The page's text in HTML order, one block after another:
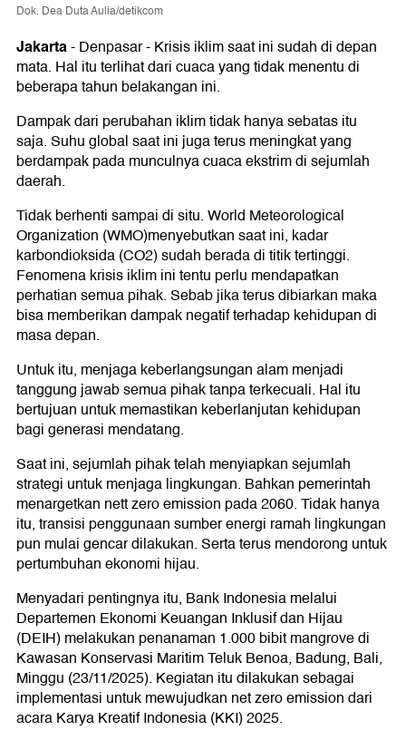
Dok. Dea Duta Aulia/detikcom
Jakarta-Denpasar - Krisis iklim saat ini sudah di depan
mata. Hal itu terlihat dari cuaca yang tidak menentu di
beberapa tahun belakangan ini.
Dampak dari perubahan iklim tidak hanya sebatas itu
saja. Suhu global saat ini juga terus meningkat yang
berdampak pada munculnya cuaca ekstrim di sejumlah
daerah.
Tidak berhenti sampai di situ. World Meteorological
Organization (WMO)menyebutkan saat ini, kadar
karbondioksida (CO2) sudah berada di titik tertinggi.
Fenomena krisis iklim ini tentu perlu mendapatkan
perhatian semua pihak. Sebab jika terus dibiarkan maka
bisa memberikan dampak negatif terhadap kehidupan di
masa depan.
Untuk itu, menjaga keberlangsungan alam menjadi
tanggung jawab semua pihak tanpa terkecuali. Hal itu
bertujuan untuk memastikan keberlanjutan kehidupan
bagi generasi mendatang.
Saat ini, sejumlah pihak telah menyiapkan sejumlah
strategi untuk menjaga lingkungan. Bahkan pemerintah
menargetkan nett zero emission pada 2060. Tidak hanya
itu, transisi penggunaan sumber energi ramah lingkungan
pun mulai gencar dilakukan. Serta terus mendorong untuk
pertumbuhan ekonomi hijau.
Menyadari pentingnya itu, Bank Indonesia melalui
Departemen Ekonomi Keuangan Inklusif dan Hijau
(DEIH) melakukan penanaman 1.000 bibit mangrove di
Kawasan Konservasi Maritim Teluk Benoa, Badung, Bali,
Minggu (23/11/2025). Kegiatan itu dilakukan sebagai
implementasi untuk mewujudkan net zero emission dari
acara Karya Kreatif Indonesia (KKI) 2025.